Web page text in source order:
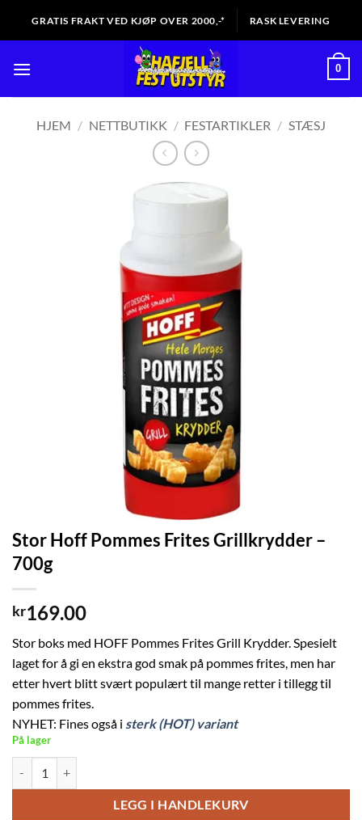
GRATIS FRAKT VED KJØP OVER 2000,-* RASK LEVERING
0
HJEM / NETTBUTIKK / FESTARTIKLER / STÆSJ
Stor Hoff Pommes Frites Grillkrydder –
700g
kr169.00
Stor boks med HOFF Pommes Frites Grill Krydder. Spesielt
laget for å gi en ekstra god smak på pommes frites, men har
etter hvert blitt svært populært til mange retter i tillegg til
pommes frites.
NYHET: Fines også i sterk (HOT) variant
På lager
LEGG I HANDLEKURV